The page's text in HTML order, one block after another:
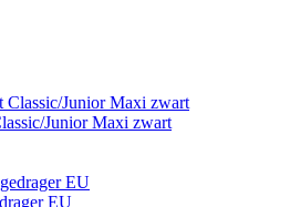
Junior Maxi zwart
EU